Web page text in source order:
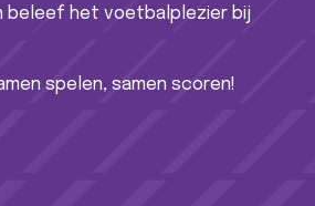
beleef het voetbalplezier bij
spelen, samen scoren!